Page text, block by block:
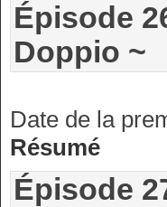
Épisode
Doppio ~
Date de la
Résumé
Épisode